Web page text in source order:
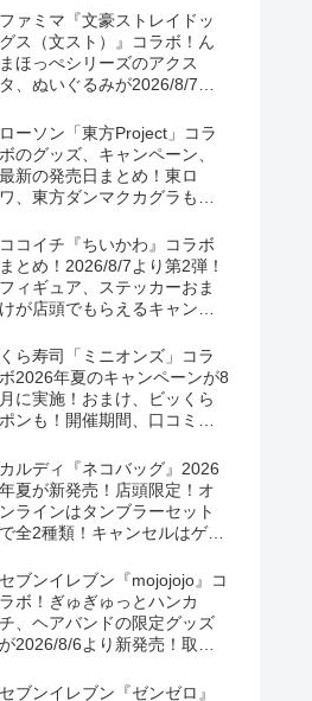
の半袖Tシャツが2026/8/7より
新発売！
ファミマ『文豪ストレイドッ
グス（文スト）』コラボ！ん
まほっぺシリーズのアクス
タ、ぬいぐるみが2026/8/7～
ローソン「東方Project」コラ
ボのグッズ、キャンペーン、
最新の発売日まとめ！東ロ
ワ、東方ダンマクカグラも！
LostWordのプラモ風アクキ
ー、カラビナ、クリアファイ
ルが2026/8/7より新発売！
ココイチ『ちいかわ』コラボ
まとめ！2026/8/7より第2弾！
フィギュア、ステッカーおま
けが店頭でもらえるキャンペ
る！
くら寿司「ミニオンズ」コラ
ボ2026年夏のキャンペーンが8
月に実施！おまけ、ビッくら
ポンも！開催期間、口コミ、
カルディ『ネコバッグ』2026
年夏が新発売！店頭限定！オ
ンラインはタンブラーセット
で全2種類！キャンセルはゲリ
セブンイレブン『mojojojo』コ
ラボ！ぎゅぎゅっとハンカ
チ、ヘアバンドの限定グッズ
が2026/8/6より新発売！取扱
セブンイレブン『ゼンゼロ』